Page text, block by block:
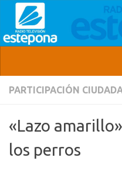
PARTICIPACIÓN
«Lazo
los perros